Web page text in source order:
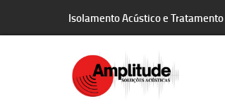
Isolamento Acústico e